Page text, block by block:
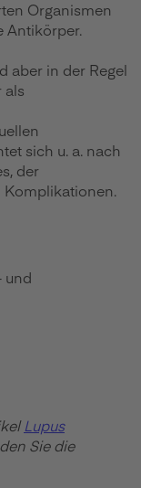
Organismen
Antikörper.
aber in der Regel
als
sich u. a. nach
der
und
Lupus
Sie die